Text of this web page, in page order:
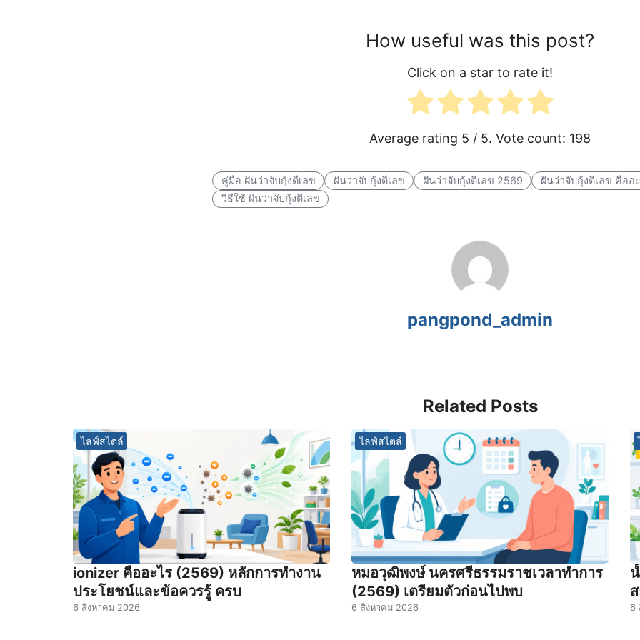
How useful was this post?
Click on a star to rate it!
Average rating 5 / 5. Vote count: 198
คู่มือ ฝันว่าจับกุ้งตีเลข ฝันว่าจับกุ้งตีเลข ฝันว่าจับกุ้งตีเลข 2569
ฝันว่าจับกุ้งตีเลข คืออ
วิธีใช้ ฝันว่าจับกุ้งตีเลข
pangpond_admin
Related Posts
ไลฟ์สไตล์
ionizer คืออะไร (2569) หลักการทำงาน
ประโยชน์และข้อควรรู้ ครบ
6 สิงหาคม 2026
ไลฟ์สไตล์
หมอวุฒิพงษ์ นครศรีธรรมราชเวลาทําการ
(2569) เตรียมตัวก่อนไปพบ
6 สิงหาคม 2026 6